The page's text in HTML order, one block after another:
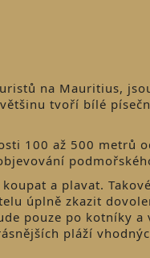
na Mauritius,
tvoří bílé
100 až 500 metrů
a plavat.
úplně zkazit
pouze po kotníky
pláží